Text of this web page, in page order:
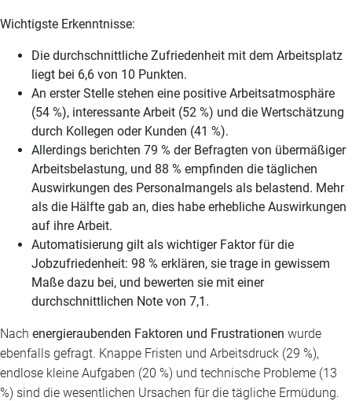
Wichtigste Erkenntnisse:
Die durchschnittliche Zufriedenheit mit dem Arbeitsplatz
liegt bei 6,6 von 10 Punkten.
An erster Stelle stehen eine positive Arbeitsatmosphäre
(54 %), interessante Arbeit (52 %) und die Wertschätzung
durch Kollegen oder Kunden (41 %).
Allerdings berichten 79 % der Befragten von übermäßiger
Arbeitsbelastung, und 88 % empfinden die täglichen
Auswirkungen des Personalmangels als belastend. Mehr
als die Hälfte gab an, dies habe erhebliche Auswirkungen
auf ihre Arbeit.
Automatisierung gilt als wichtiger Faktor für die
Jobzufriedenheit: 98 % erklären, sie trage in gewissem
Maße dazu bei, und bewerten sie mit einer
durchschnittlichen Note von 7,1.
Nach energieraubenden Faktoren und Frustrationen wurde
ebenfalls gefragt. Knappe Fristen und Arbeitsdruck (29 %),
endlose kleine Aufgaben (20 %) und technische Probleme (13
%) sind die wesentlichen Ursachen für die tägliche Ermüdung.